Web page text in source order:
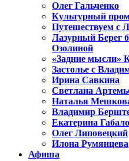
Олег Гальченко
Культурный
Путешествуем с
Лазурный Берег
Озолиной
«Задние мысли»
Застолье с
Ирина Савкина
Светлана
Наталья
Владимир
Екатерина
Олег Липовецкий
Илона Румянцева
Афиша